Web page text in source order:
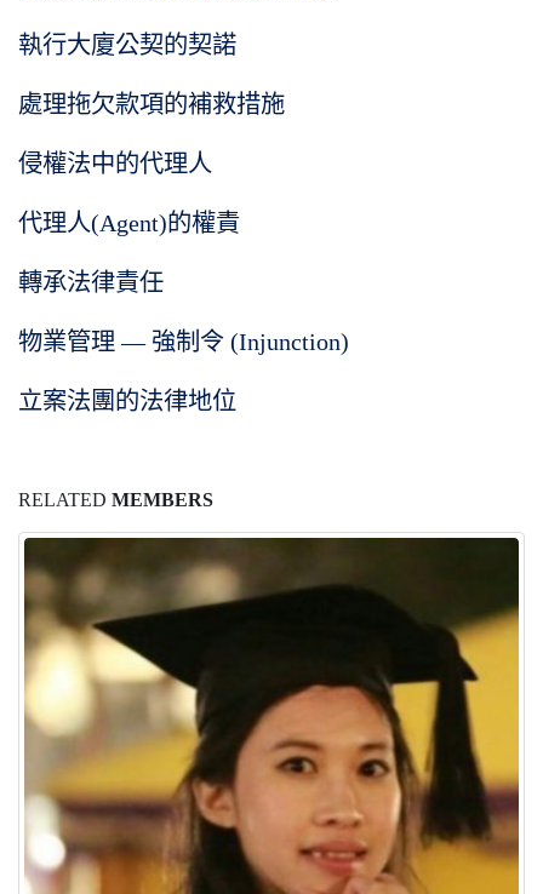
執行大廈公契的契諾
處理拖欠款項的補救措施
侵權法中的代理人
代理人(Agent)的權責
轉承法律責任
物業管理 — 強制令 (Injunction)
立案法團的法律地位
RELATED MEMBERS